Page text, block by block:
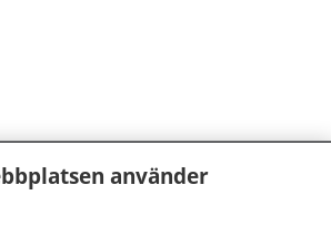
använder